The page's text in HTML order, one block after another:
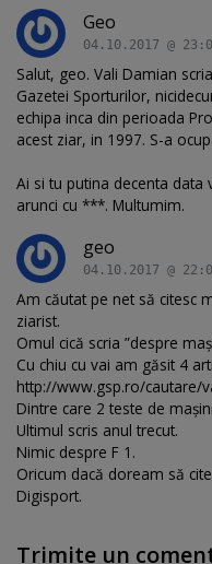
Geo
04.10.2017 @
Salut, geo. Vali Damian
Gazetei Sporturilor,
echipa inca din perioada
acest ziar, in 1997. S-a
Ai si tu putina decenta data
arunci cu ***. Multumim.
geo
04.10.2017 @
Am căutat pe net să citesc
ziarist.
Omul cică scria ”despre
Cu chiu cu vai am găsit 4
http://www.gsp.ro/cautare/
Dintre care 2 teste de
Ultimul scris anul trecut.
Nimic despre F 1.
Oricum dacă doream să
Digisport.
Trimite un